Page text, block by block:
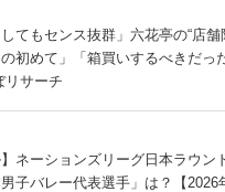
してもセンス抜群」六花亭の“店舗
初めて」「箱買いするべきだっ
リサーチ
】ネーションズリーグ日本ラウン
子バレー代表選手」は？【2026